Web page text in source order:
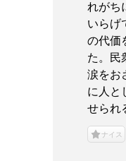
れがち
いらげ
の代価
た。民
涙をお
に人と
せられ
ナイス